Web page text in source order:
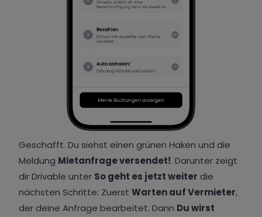
Geschafft. Du siehst einen grünen Haken und die
Meldung Mietanfrage versendet!. Darunter zeigt
dir Drivable unter So geht es jetzt weiter die
nächsten Schritte: Zuerst Warten auf Vermieter,
der deine Anfrage bearbeitet. Dann Du wirst